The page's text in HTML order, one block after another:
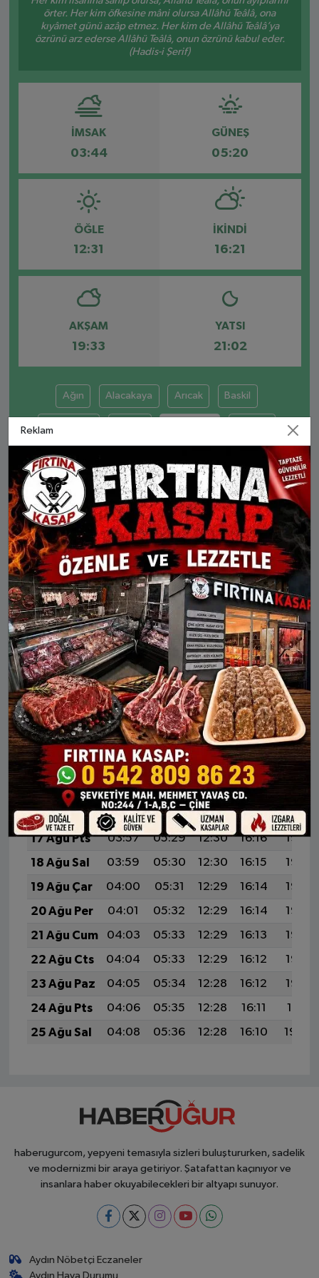
örter. Her kim öfkesine mâni olursa Allâhü Teâlâ, ona
kıyâmet günü azâp etmez. Her kim de Allâhü Teâlâ’ya
özrünü arz ederse Allâhü Teâlâ, onun özrünü kabul eder.
(Hadis-i Şerif)
İMSAK
03:44
GÜNEŞ
05:20
ÖĞLE
12:31
İKINDI
16:21
AKŞAM
19:33
YATSI
21:02
Ağın Alacakaya Arıcak Baskil
KOVANCILAR AYLIK NAMAZ VAKITLERI
İMSAK GÜNEŞ ÖĞLE İKINDI
7 Ağu Cum
03:44 05:20 12:31 16:21
19:33
8 Ağu Cts
03:46 05:21 12:31 16:20
19:32
9 Ağu Paz
03:47 05:22 12:31 16:20
19:31
10 Ağu Pts
03:48 05:23 12:31 16:19
19:29
11 Ağu Sal
03:50 05:24 12:31 16:19
19:28
12 Ağu Çar
03:51 05:24 12:31 16:18
19:27
13 Ağu Per
03:52 05:25 12:31 16:18
19:26
14 Ağu Cum
03:54 05:26 12:30 16:17
19:24
15 Ağu Cts
03:55 05:27 12:30 16:17
16 Ağu Paz
03:56 05:28 12:30 16:16
19:22
17 Ağu Pts
03:57 05:29 12:30 16:16
19:21
18 Ağu Sal
03:59 05:30 12:30 16:15
19:19
19 Ağu Çar
04:00 05:31 12:29 16:14
19:18
20 Ağu Per
04:01 05:32 12:29 16:14
19:17
21 Ağu Cum
04:03 05:33 12:29 16:13
19:15
22 Ağu Cts
04:04 05:33 12:29 16:12
19:14
23 Ağu Paz
04:05 05:34 12:28 16:12
19:12
24 Ağu Pts
04:06 05:35 12:28 16:11
19:11
25 Ağu Sal
04:08 05:36 12:28 16:10 19:09
haberugurcom, yepyeni temasıyla sizleri buluştururken, sadelik
ve modernizmi bir araya getiriyor. Şatafattan kaçınıyor ve
insanlara haber okuyabilecekleri bir altyapı sunuyor.
Aydın Nöbetçi Eczaneler
Aydın Hava Durumu
Reklam